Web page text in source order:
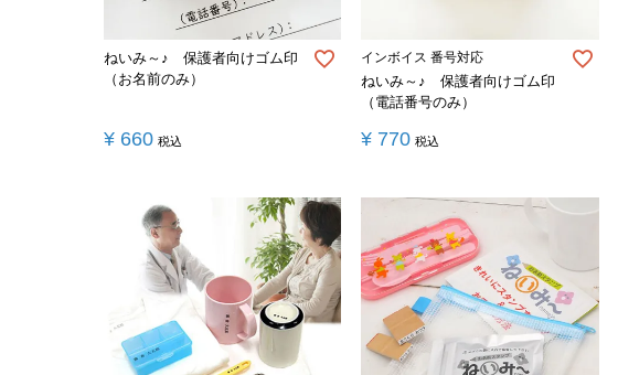
ねいみ～♪ 保護者向けゴム印
（お名前のみ）
¥ 660 税込
インボイス 番号対応
ねいみ～♪ 保護者向けゴム印
（電話番号のみ）
¥ 770 税込